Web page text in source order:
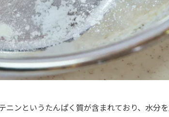
ニンというたんぱく質が含まれており、水分